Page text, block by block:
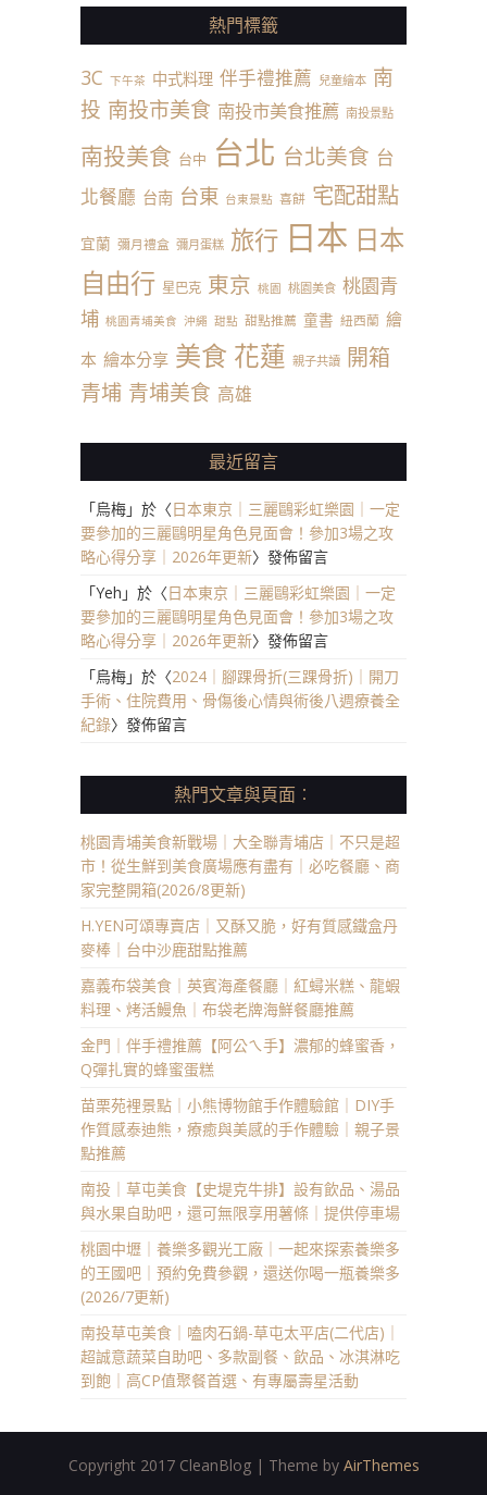
熱門標籤
3C 下午茶 中式料理 伴手禮推薦 兒童繪本 南
投 南投市美食 南投市美食推薦 南投景點
南投美食 台中 台北 台北美食 台
北餐廳 台南 台東 台東景點 喜餅 宅配甜點
宜蘭 彌月禮盒 彌月蛋糕 旅行 日本 日本
自由行 星巴克 東京 桃園 桃園美食 桃園青
埔 桃園青埔美食 沖繩 甜點 甜點推薦 童書 紐西蘭 繪
本 繪本分享 美食 花蓮 親子共讀 開箱
青埔 青埔美食 高雄
最近留言
「烏梅」於〈日本東京｜三麗鷗彩虹樂園｜一定
要參加的三麗鷗明星角色見面會！參加3場之攻
略心得分享｜2026年更新〉發佈留言
「Yeh 」於〈日本東京｜三麗鷗彩虹樂園｜一定
要參加的三麗鷗明星角色見面會！參加3場之攻
略心得分享｜2026年更新〉發佈留言
「烏梅」於〈2024｜腳踝骨折(三踝骨折)｜開刀
手術、住院費用、骨傷後心情與術後八週療養全
紀錄〉發佈留言
熱門文章與頁面︰
桃園青埔美食新戰場｜大全聯青埔店｜不只是超
市！從生鮮到美食廣場應有盡有｜必吃餐廳、商
家完整開箱(2026/8更新)
H.YEN可頌專賣店｜又酥又脆，好有質感鐵盒丹
麥棒｜台中沙鹿甜點推薦
嘉義布袋美食｜英賓海產餐廳｜紅蟳米糕、龍蝦
料理、烤活鰻魚｜布袋老牌海鮮餐廳推薦
金門｜伴手禮推薦【阿公ㄟ手】濃郁的蜂蜜香，
Q彈扎實的蜂蜜蛋糕
苗栗苑裡景點｜小熊博物館手作體驗館｜DIY手
作質感泰迪熊，療癒與美感的手作體驗｜親子景
點推薦
南投｜草屯美食【史堤克牛排】設有飲品、湯品
與水果自助吧，還可無限享用薯條｜提供停車場
桃園中壢｜養樂多觀光工廠｜一起來探索養樂多
的王國吧｜預約免費參觀，還送你喝一瓶養樂多
(2026/7更新)
南投草屯美食｜嗑肉石鍋-草屯太平店(二代店)｜
超誠意蔬菜自助吧、多款副餐、飲品、冰淇淋吃
到飽｜高CP值聚餐首選、有專屬壽星活動
Copyright 2017 CleanBlog | Theme by AirThemes